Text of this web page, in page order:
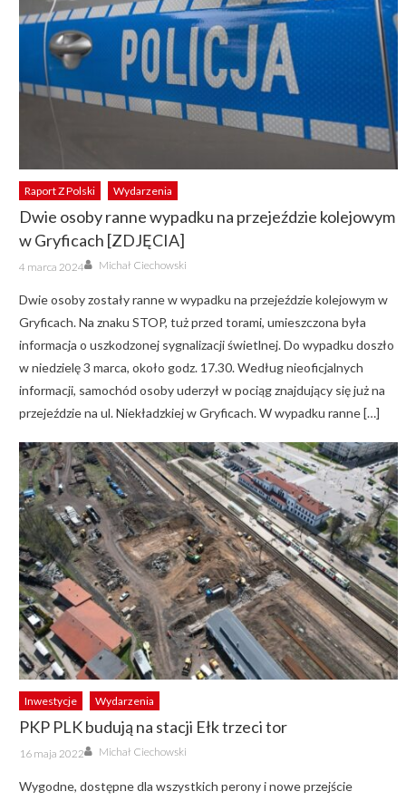
Raport Z Polski Wydarzenia
Dwie osoby ranne wypadku na przejeździe kolejowym
w Gryficach [ZDJĘCIA]
Posted
on
4 marca 2024 Author
Michał Ciechowski
Dwie osoby zostały ranne w wypadku na przejeździe kolejowym w
Gryficach. Na znaku STOP, tuż przed torami, umieszczona była
informacja o uszkodzonej sygnalizacji świetlnej. Do wypadku doszło
w niedzielę 3 marca, około godz. 17.30. Według nieoficjalnych
informacji, samochód osoby uderzył w pociąg znajdujący się już na
przejeździe na ul. Niekładzkiej w Gryficach. W wypadku ranne […]
Inwestycje Wydarzenia
PKP PLK budują na stacji Ełk trzeci tor
Posted
on
16 maja 2022 Author
Michał Ciechowski
Wygodne, dostępne dla wszystkich perony i nowe przejście